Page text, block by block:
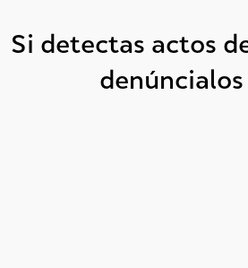
Si detectas actos
denúncialos